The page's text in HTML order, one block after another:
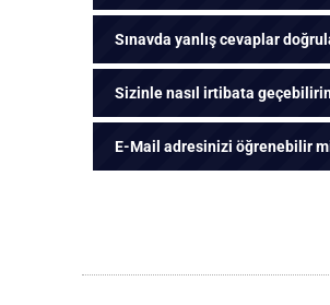
Sınavda yanlış cevaplar
Sizinle nasıl irtibata
E-Mail adresinizi öğrenebilir